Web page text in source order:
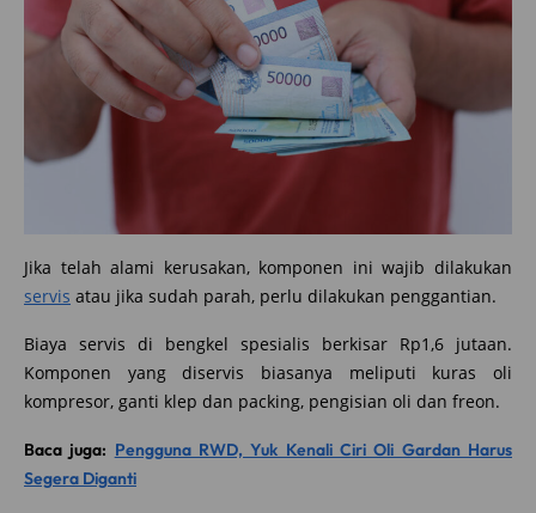
Jika telah alami kerusakan, komponen ini wajib dilakukan
servis atau jika sudah parah, perlu dilakukan penggantian.
Biaya servis di bengkel spesialis berkisar Rp1,6 jutaan.
Komponen yang diservis biasanya meliputi kuras oli
kompresor, ganti klep dan packing, pengisian oli dan freon.
Baca juga: Pengguna RWD, Yuk Kenali Ciri Oli Gardan Harus
Segera Diganti